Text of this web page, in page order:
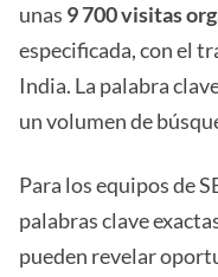
unas 9 700 visitas
especificada, con el
India. La palabra
un volumen de
Para los equipos de
palabras clave
pueden revelar